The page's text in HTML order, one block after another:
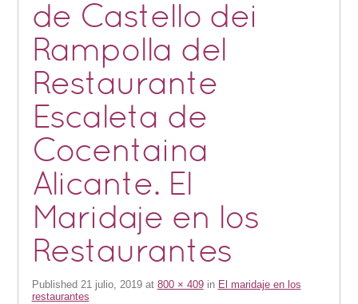
de Castello dei
Rampolla del
Restaurante
Escaleta de
Cocentaina
Alicante. El
Maridaje en los
Restaurantes
Published 21 julio, 2019at 800 × 409in El maridaje en los
restaurantes